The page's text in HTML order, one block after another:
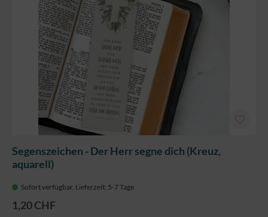
Segenszeichen - Der Herr segne dich (Kreuz,
aquarell)
Sofort verfügbar, Lieferzeit: 5-7 Tage
1,20 CHF